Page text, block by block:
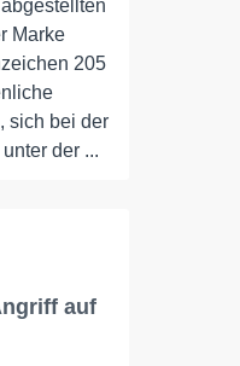
Marke
205
sich bei der
der ...
auf